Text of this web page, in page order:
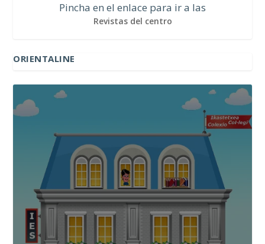
Pincha en el enlace para ir a las
Revistas del centro
ORIENTALINE